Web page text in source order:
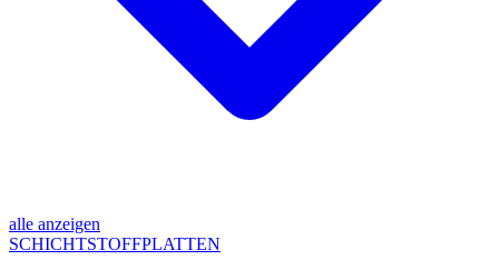
alle anzeigen
SCHICHTSTOFFPLATTEN